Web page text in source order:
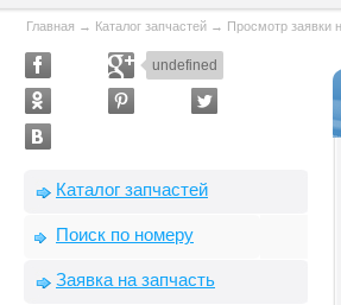
Главная → Каталог запчастей → Просмотр заявки
undefined
Каталог запчастей
Поиск по номеру
Заявка на запчасть